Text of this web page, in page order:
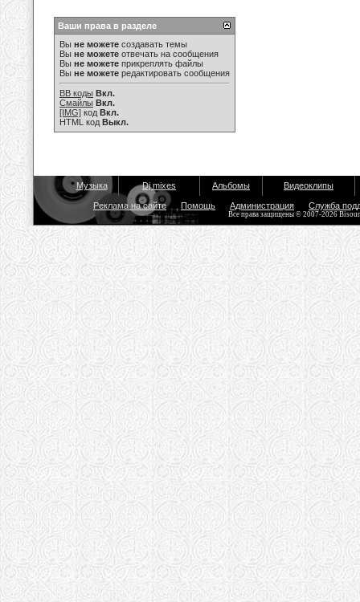
Ваши права в разделе
Вы не можете создавать темы
Вы не можете отвечать на сообщения
Вы не можете прикреплять файлы
Вы не можете редактировать сообщения
BB коды Вкл.
Смайлы Вкл.
[IMG] код Вкл.
HTML код Выкл.
Музыка Dj mixes Альбомы Видеоклипы
Реклама на сайте Помощь Администрация Служба
Все права защищены © 2007-2026